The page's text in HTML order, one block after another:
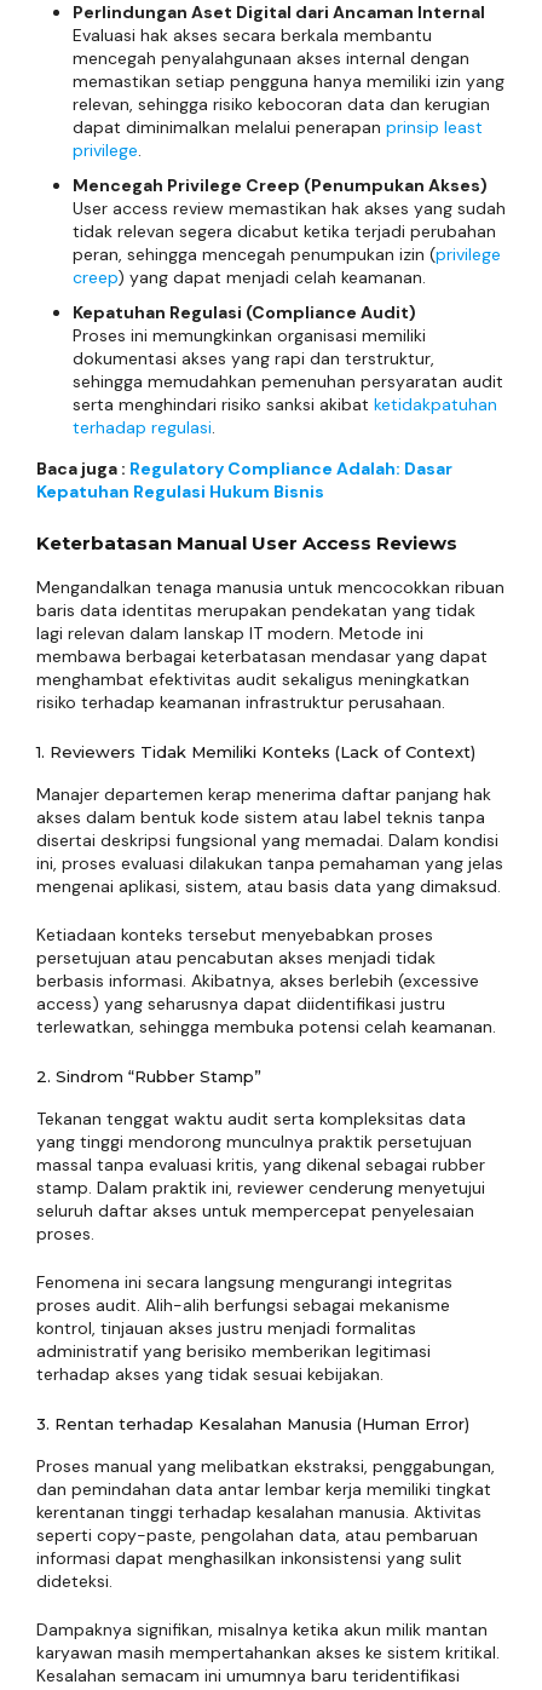
Perlindungan Aset Digital dari Ancaman Internal
Evaluasi hak akses secara berkala membantu
mencegah penyalahgunaan akses internal dengan
memastikan setiap pengguna hanya memiliki izin yang
relevan, sehingga risiko kebocoran data dan kerugian
dapat diminimalkan melalui penerapan prinsip least
privilege.
Mencegah Privilege Creep (Penumpukan Akses)
User access review memastikan hak akses yang sudah
tidak relevan segera dicabut ketika terjadi perubahan
peran, sehingga mencegah penumpukan izin (privilege
creep) yang dapat menjadi celah keamanan.
Kepatuhan Regulasi (Compliance Audit)
Proses ini memungkinkan organisasi memiliki
dokumentasi akses yang rapi dan terstruktur,
sehingga memudahkan pemenuhan persyaratan audit
serta menghindari risiko sanksi akibat ketidakpatuhan
terhadap regulasi.
Baca juga : Regulatory Compliance Adalah: Dasar
Kepatuhan Regulasi Hukum Bisnis
Keterbatasan Manual User Access Reviews
Mengandalkan tenaga manusia untuk mencocokkan ribuan
baris data identitas merupakan pendekatan yang tidak
lagi relevan dalam lanskap IT modern. Metode ini
membawa berbagai keterbatasan mendasar yang dapat
menghambat efektivitas audit sekaligus meningkatkan
risiko terhadap keamanan infrastruktur perusahaan.
1. Reviewers Tidak Memiliki Konteks (Lack of Context)
Manajer departemen kerap menerima daftar panjang hak
akses dalam bentuk kode sistem atau label teknis tanpa
disertai deskripsi fungsional yang memadai. Dalam kondisi
ini, proses evaluasi dilakukan tanpa pemahaman yang jelas
mengenai aplikasi, sistem, atau basis data yang dimaksud.
Ketiadaan konteks tersebut menyebabkan proses
persetujuan atau pencabutan akses menjadi tidak
berbasis informasi. Akibatnya, akses berlebih (excessive
access) yang seharusnya dapat diidentifikasi justru
terlewatkan, sehingga membuka potensi celah keamanan.
2. Sindrom “Rubber Stamp”
Tekanan tenggat waktu audit serta kompleksitas data
yang tinggi mendorong munculnya praktik persetujuan
massal tanpa evaluasi kritis, yang dikenal sebagai rubber
stamp. Dalam praktik ini, reviewer cenderung menyetujui
seluruh daftar akses untuk mempercepat penyelesaian
proses.
Fenomena ini secara langsung mengurangi integritas
proses audit. Alih-alih berfungsi sebagai mekanisme
kontrol, tinjauan akses justru menjadi formalitas
administratif yang berisiko memberikan legitimasi
terhadap akses yang tidak sesuai kebijakan.
3. Rentan terhadap Kesalahan Manusia (Human Error)
Proses manual yang melibatkan ekstraksi, penggabungan,
dan pemindahan data antar lembar kerja memiliki tingkat
kerentanan tinggi terhadap kesalahan manusia. Aktivitas
seperti copy-paste, pengolahan data, atau pembaruan
informasi dapat menghasilkan inkonsistensi yang sulit
dideteksi.
Dampaknya signifikan, misalnya ketika akun milik mantan
karyawan masih mempertahankan akses ke sistem kritikal.
Kesalahan semacam ini umumnya baru teridentifikasi